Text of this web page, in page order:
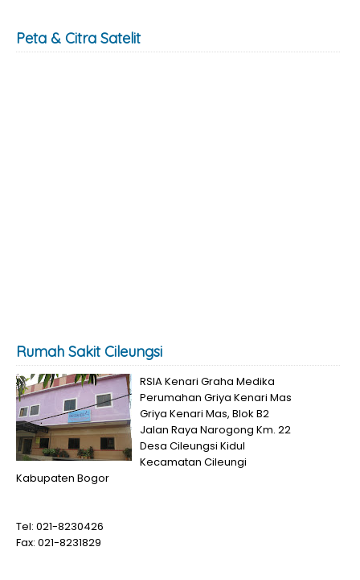
Peta & Citra Satelit
Rumah Sakit Cileungsi
RSIA Kenari Graha Medika
Perumahan Griya Kenari Mas
Griya Kenari Mas, Blok B2
Jalan Raya Narogong Km. 22
Desa Cileungsi Kidul
Kecamatan Cileungi
Kabupaten Bogor
Tel: 021-8230426
Fax: 021-8231829